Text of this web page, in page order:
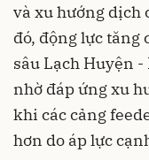
và xu hướng dịch
đó, động lực
sâu Lạch Huyện
nhờ đáp ứng xu
khi các cảng
hơn do áp lực